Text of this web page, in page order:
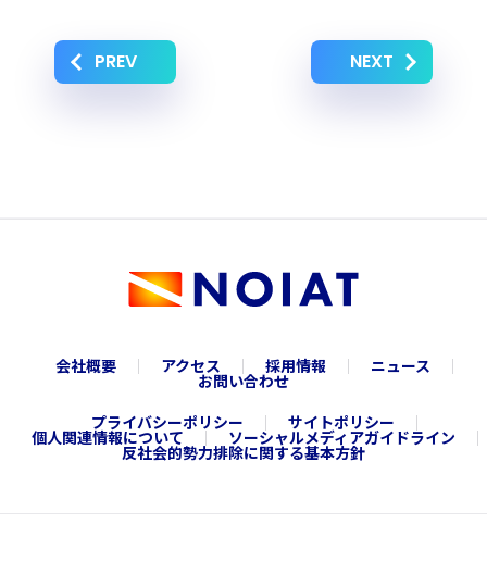
PREV NEXT
会社概要 アクセス 採用情報 ニュース
お問い合わせ
プライバシーポリシー
サイトポリシー
個人関連情報について ソーシャルメディアガイドライン
反社会的勢力排除に関する基本方針